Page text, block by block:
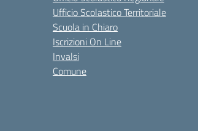
Ufficio Scolastico Territoriale
Scuola in Chiaro
Iscrizioni On Line
Invalsi
Comune